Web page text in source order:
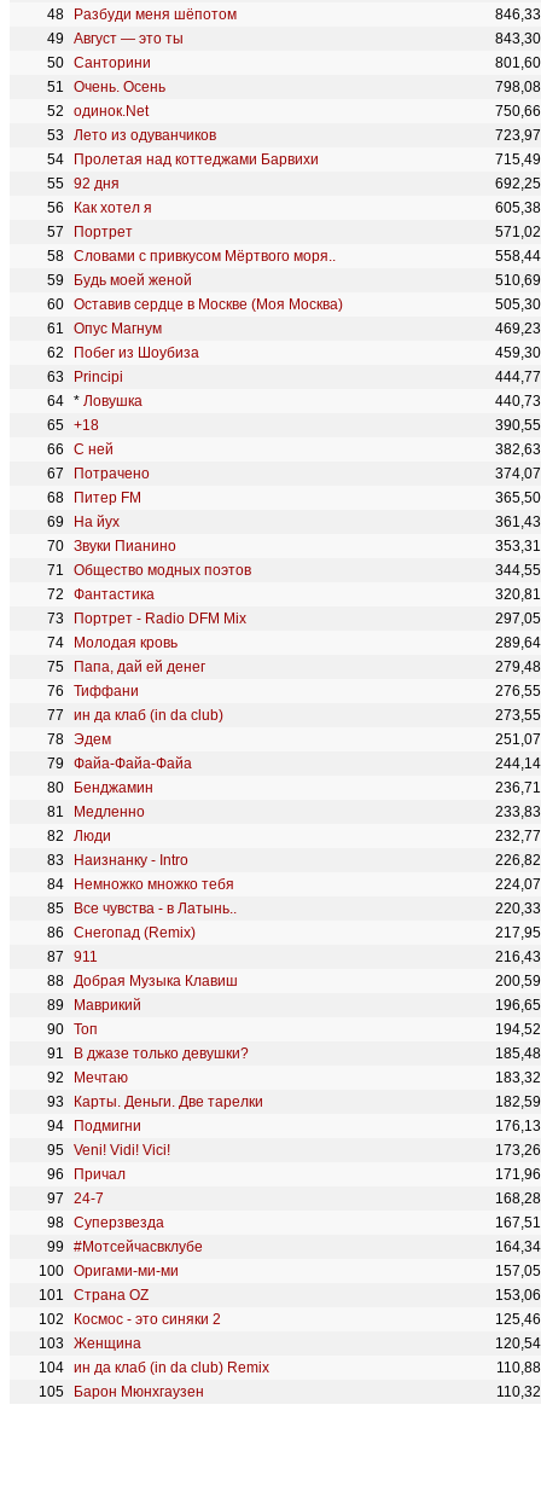
Разбуди меня шёпотом
Август — это ты
Санторини
Очень. Осень
одинок.Net
Лето из одуванчиков
Пролетая над коттеджами Барвихи
92 дня
Как хотел я
Портрет
Словами с привкусом Мёртвого моря..
Будь моей женой
Оставив сердце в Москве (Моя Москва)
Опус Магнум
Побег из Шоубиза
Principi
* Ловушка
+18
С ней
Потрачено
Питер FM
На йух
Звуки Пианино
Общество модных поэтов
Фантастика
Портрет - Radio DFM Mix
Молодая кровь
Папа, дай ей денег
Тиффани
ин да клаб (in da club)
Эдем
Файа-Файа-Файа
Бенджамин
Медленно
Люди
Наизнанку - Intro
Немножко множко тебя
Все чувства - в Латынь..
Снегопад (Remix)
911
Добрая Музыка Клавиш
Маврикий
Топ
В джазе только девушки?
Мечтаю
Карты. Деньги. Две тарелки
Подмигни
Veni! Vidi! Vici!
Причал
24-7
Суперзвезда
#Мотсейчасвклубе
Оригами-ми-ми
Страна OZ
Космос - это синяки 2
Женщина
ин да клаб (in da club) Remix
Барон Мюнхгаузен